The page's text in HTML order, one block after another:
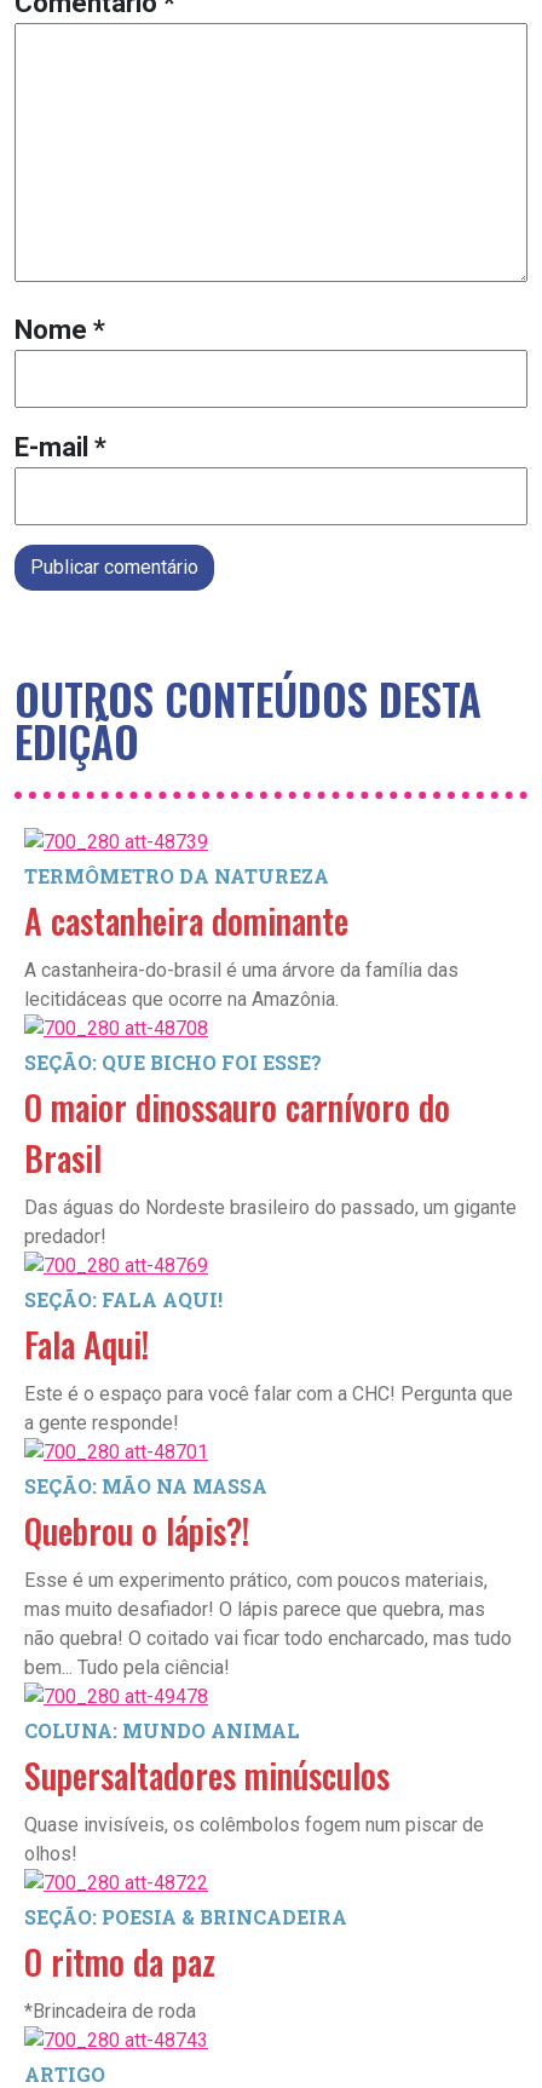
Nome *
E-mail *
Publicar comentário
OUTROS CONTEÚDOS DESTA
EDIÇÃO
TERMÔMETRO DA NATUREZA
A castanheira dominante
A castanheira-do-brasil é uma árvore da família das
lecitidáceas que ocorre na Amazônia.
SEÇÃO: QUE BICHO FOI ESSE?
O maior dinossauro carnívoro do
Brasil
Das águas do Nordeste brasileiro do passado, um gigante
predador!
SEÇÃO: FALA AQUI!
Fala Aqui!
Este é o espaço para você falar com a CHC! Pergunta que
a gente responde!
SEÇÃO: MÃO NA MASSA
Quebrou o lápis?!
Esse é um experimento prático, com poucos materiais,
mas muito desafiador! O lápis parece que quebra, mas
não quebra! O coitado vai ficar todo encharcado, mas tudo
bem... Tudo pela ciência!
COLUNA: MUNDO ANIMAL
Supersaltadores minúsculos
Quase invisíveis, os colêmbolos fogem num piscar de
olhos!
SEÇÃO: POESIA & BRINCADEIRA
O ritmo da paz
*Brincadeira de roda
ARTIGO